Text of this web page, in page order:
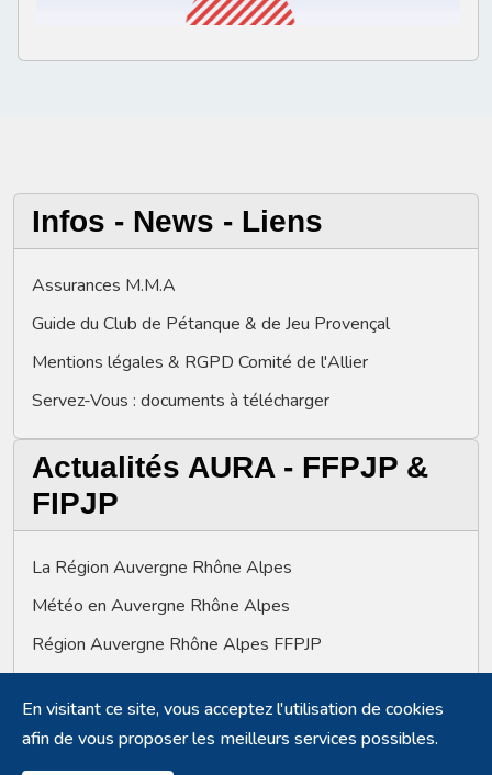
Infos - News - Liens
Assurances M.M.A
Guide du Club de Pétanque & de Jeu Provençal
Mentions légales & RGPD Comité de l'Allier
Servez-Vous : documents à télécharger
Actualités AURA - FFPJP &
FIPJP
La Région Auvergne Rhône Alpes
Météo en Auvergne Rhône Alpes
Région Auvergne Rhône Alpes FFPJP
Fédération Internationale Pétanque & Jeu Provençal
En visitant ce site, vous acceptez l'utilisation de cookies
afin de vous proposer les meilleurs services possibles.